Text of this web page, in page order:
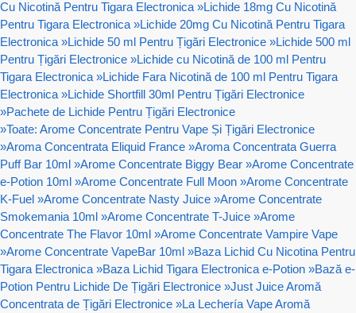
Cu Nicotină Pentru Tigara Electronica »Lichide 18mg Cu Nicotină
Pentru Tigara Electronica »Lichide 20mg Cu Nicotină Pentru Tigara
Electronica »Lichide 50 ml Pentru Țigări Electronice »Lichide 500 ml
Pentru Țigări Electronice »Lichide cu Nicotină de 100 ml Pentru
Tigara Electronica »Lichide Fara Nicotină de 100 ml Pentru Tigara
Electronica »Lichide Shortfill 30ml Pentru Țigări Electronice
»Pachete de Lichide Pentru Țigări Electronice
»Toate: Arome Concentrate Pentru Vape Și Țigări Electronice
»Aroma Concentrata Eliquid France »Aroma Concentrata Guerra
Puff Bar 10ml »Arome Concentrate Biggy Bear »Arome Concentrate
e-Potion 10ml »Arome Concentrate Full Moon »Arome Concentrate
K-Fuel »Arome Concentrate Nasty Juice »Arome Concentrate
Smokemania 10ml »Arome Concentrate T-Juice »Arome
Concentrate The Flavor 10ml »Arome Concentrate Vampire Vape
»Arome Concentrate VapeBar 10ml »Baza Lichid Cu Nicotina Pentru
Tigara Electronica »Baza Lichid Tigara Electronica e-Potion »Bază e-
Potion Pentru Lichide De Țigări Electronice »Just Juice Aromă
Concentrata de Țigări Electronice »La Lechería Vape Aromă